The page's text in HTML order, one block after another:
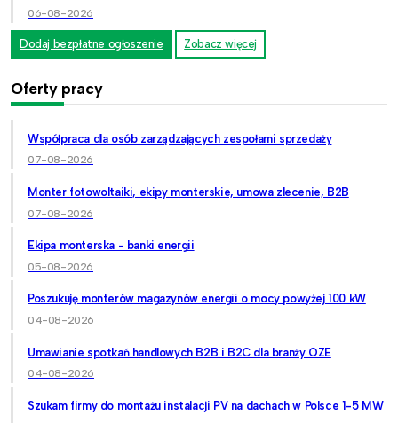
06-08-2026
Dodaj bezpłatne ogłoszenie Zobacz więcej
Oferty pracy
Współpraca dla osób zarządzających zespołami sprzedaży
07-08-2026
Monter fotowoltaiki, ekipy monterskie, umowa zlecenie, B2B
07-08-2026
Ekipa monterska - banki energii
05-08-2026
Poszukuję monterów magazynów energii o mocy powyżej 100 kW
04-08-2026
Umawianie spotkań handlowych B2B i B2C dla branży OZE
04-08-2026
Szukam firmy do montażu instalacji PV na dachach w Polsce 1-5 MW